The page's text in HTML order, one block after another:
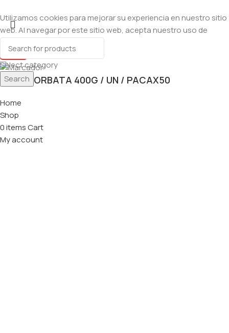
Select category
Search
Utilizamos cookies para mejorar su experiencia en nuestro sitio
web. Al navegar por este sitio web, acepta nuestro uso de
Accept
FIDEO CORBATA 400G / UN / PACAX50
Home
Shop
0itemsCart
My account